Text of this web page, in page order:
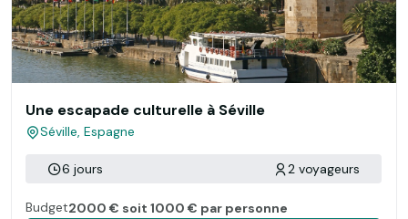
Une escapade culturelle à Séville
Séville, Espagne
6 jours 2 voyageurs
Budget2000 € soit 1000 € par personne